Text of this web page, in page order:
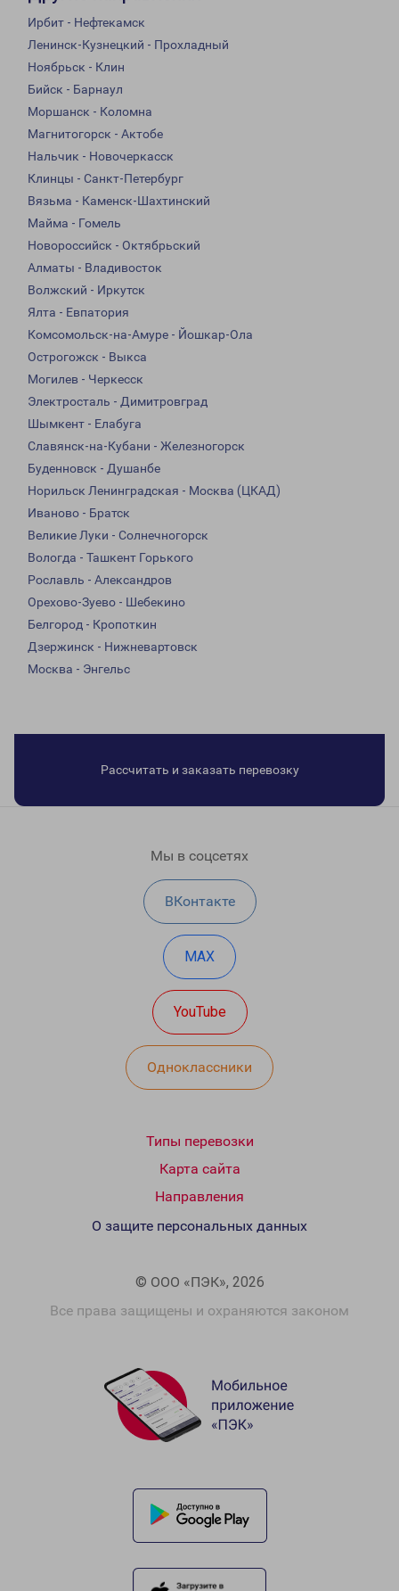
Ирбит - Нефтекамск
Ленинск-Кузнецкий - Прохладный
Ноябрьск - Клин
Бийск - Барнаул
Моршанск - Коломна
Магнитогорск - Актобе
Нальчик - Новочеркасск
Клинцы - Санкт-Петербург
Вязьма - Каменск-Шахтинский
Майма - Гомель
Новороссийск - Октябрьский
Алматы - Владивосток
Волжский - Иркутск
Ялта - Евпатория
Комсомольск-на-Амуре - Йошкар-Ола
Острогожск - Выкса
Могилев - Черкесск
Электросталь - Димитровград
Шымкент - Елабуга
Славянск-на-Кубани - Железногорск
Буденновск - Душанбе
Норильск Ленинградская - Москва (ЦКАД)
Иваново - Братск
Великие Луки - Солнечногорск
Вологда - Ташкент Горького
Рославль - Александров
Орехово-Зуево - Шебекино
Белгород - Кропоткин
Дзержинск - Нижневартовск
Москва - Энгельс
Рассчитать и заказать перевозку
Мы в соцсетях
ВКонтакте
MAX
YouTube
Одноклассники
Типы перевозки
Карта сайта
Направления
© ООО «ПЭК», 2026
Все права защищены и охраняются законом
О защите персональных данных